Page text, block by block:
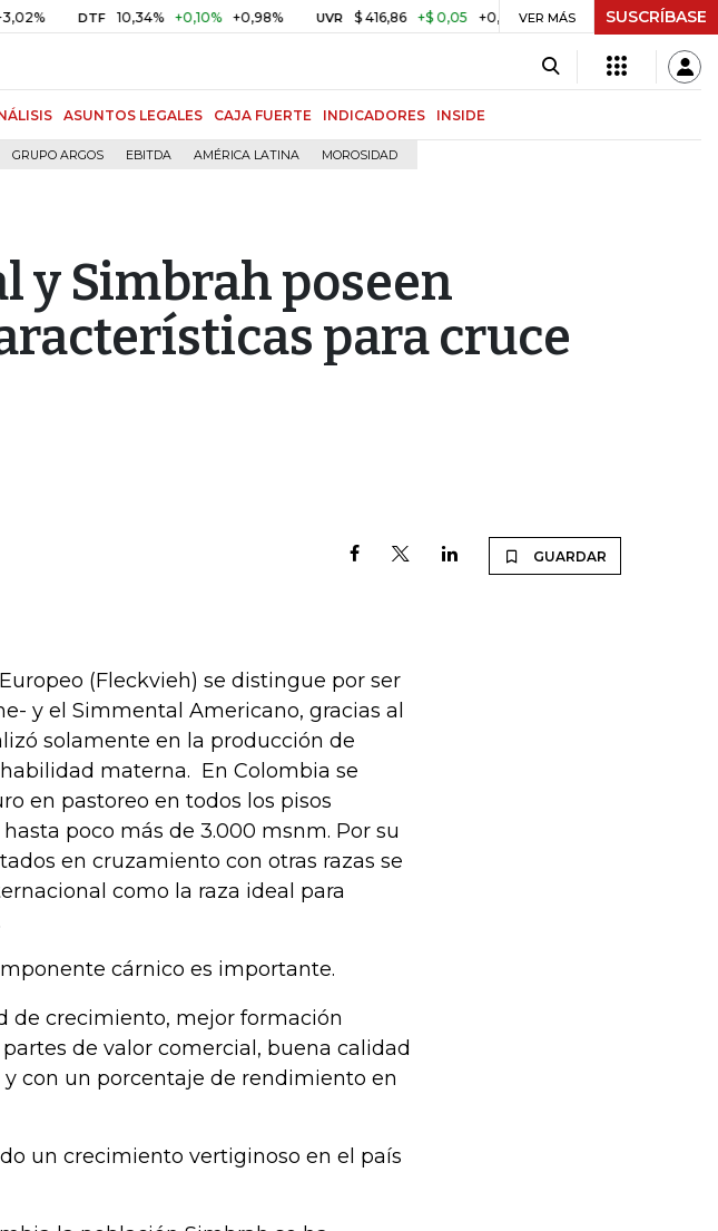
DTF 10,34% +0,10% +0,98% UVR $ 416,86 +$ 0,05 +0,01% BITCOIN US$ 64.442,80 -US$
VER MÁS SUSCRÍBASE
ASUNTOS LEGALES CAJA FUERTE INDICADORES INSIDE
GRUPO ARGOS EBITDA AMÉRICA LATINA MOROSIDAD
y Simbrah poseen
para cruce
GUARDAR
(Fleckvieh) se distingue por ser
y el Simmental Americano, gracias al
solamente en la producción de
materna. En Colombia se
en pastoreo en todos los pisos
poco más de 3.000 msnm. Por su
en cruzamiento con otras razas se
como la raza ideal para
cárnico es importante.
de crecimiento, mejor formación
de valor comercial, buena calidad
y con un porcentaje de rendimiento en
un crecimiento vertiginoso en el país